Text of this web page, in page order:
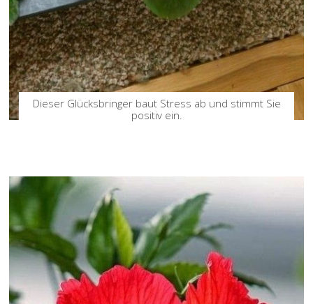
Dieser Glücksbringer baut Stress ab und stimmt Sie
positiv ein.